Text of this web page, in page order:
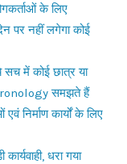
के लिए
पर नहीं लगेगा कोई
सच में कोई छात्र या
समझते हैं
निर्माण कार्यों के लिए
धरा गया